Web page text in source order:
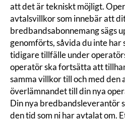
att det är tekniskt möjligt.
avtalsvillkor som innebär att
bredbandsabonnemang sägs
genomförts, såvida du inte
tidigare tillfälle under
operatör ska fortsätta att
samma villkor till och med
överlämnandet till din nya
Din nya bredbandsleverantör
den tid som ni har avtalat om.